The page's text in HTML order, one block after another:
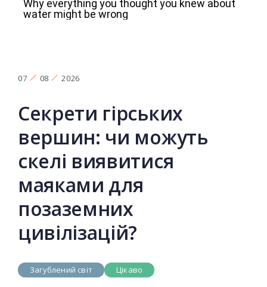
07 08 2026
Секрети гірських
вершин: чи можуть
скелі виявитися
маяками для
позаземних
цивілізацій?
Загублений світ Цікаво